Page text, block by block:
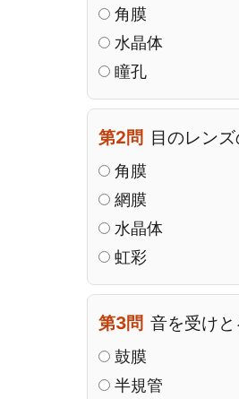
角膜
水晶体
瞳孔
第2問 目のレン
角膜
網膜
水晶体
虹彩
第3問 音を受けと
鼓膜
半規管